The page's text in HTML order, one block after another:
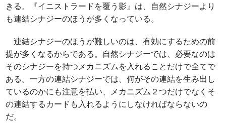
きる。『イニストラードを覆う影』は、自然シナジーより
も連結シナジーのほうが多くなっている。
連結シナジーのほうが難しいのは、有効にするための前
提が多くなるからである。自然シナジーでは、必要なのは
そのシナジーを持つメカニズムを入れることだけで全てで
ある。一方の連結シナジーでは、何がその連結を生み出し
ているのかにも注意を払い、メカニズム２つだけでなくそ
の連結するカードも入れるようにしなければならないの
だ。